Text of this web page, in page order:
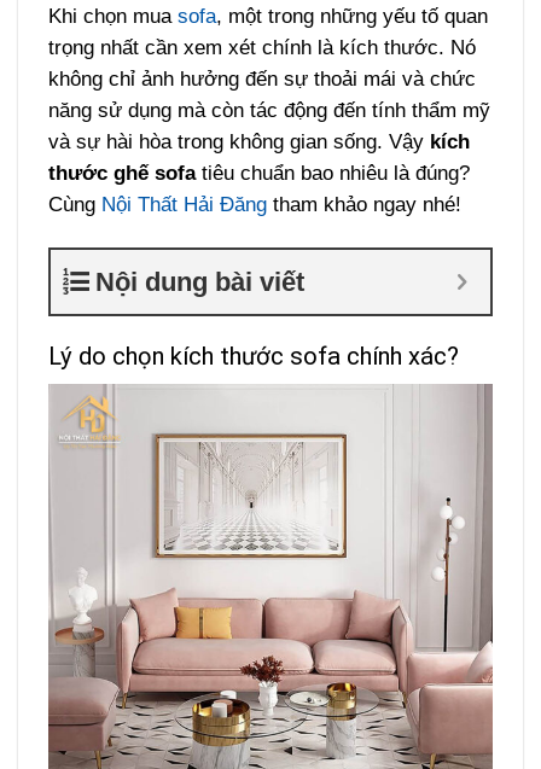
Khi chọn muasofa, một trong những yếu tố quan
trọng nhất cần xem xét chính là kích thước. Nó
không chỉ ảnh hưởng đến sự thoải mái và chức
năng sử dụng mà còn tác động đến tính thẩm mỹ
và sự hài hòa trong không gian sống. Vậy kích
thước ghế sofatiêu chuẩn bao nhiêu là đúng?
Cùng Nội Thất Hải Đăng tham khảo ngay nhé!
Nội dung bài viết
Lý do chọn kích thước sofa chính xác?